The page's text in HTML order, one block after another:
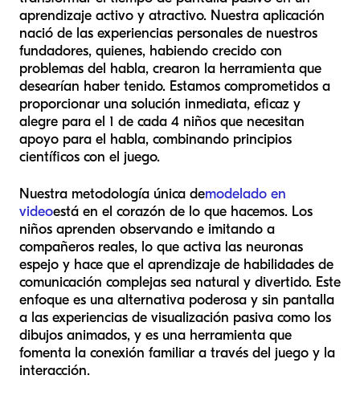
aprendizaje activo y atractivo. Nuestra aplicación
nació de las experiencias personales de nuestros
fundadores, quienes, habiendo crecido con
problemas del habla, crearon la herramienta que
desearían haber tenido. Estamos comprometidos a
proporcionar una solución inmediata, eficaz y
alegre para el 1 de cada 4 niños que necesitan
apoyo para el habla, combinando principios
científicos con el juego.
Nuestra metodología única demodelado en
videoestá en el corazón de lo que hacemos. Los
niños aprenden observando e imitando a
compañeros reales, lo que activa las neuronas
espejo y hace que el aprendizaje de habilidades de
comunicación complejas sea natural y divertido. Este
enfoque es una alternativa poderosa y sin pantalla
a las experiencias de visualización pasiva como los
dibujos animados, y es una herramienta que
fomenta la conexión familiar a través del juego y la
interacción.